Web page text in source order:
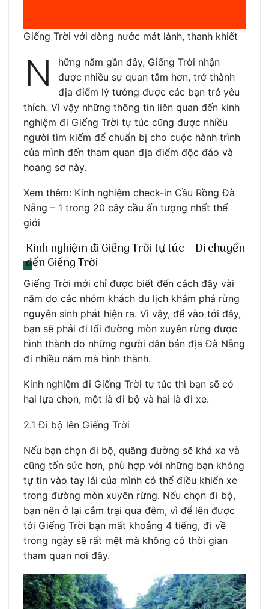
Giếng Trời với dòng nước mát lành, thanh khiết
N
hững năm gần đây, Giếng Trời nhận
được nhiều sự quan tâm hơn, trở thành
địa điểm lý tưởng được các bạn trẻ yêu
thích. Vì vậy những thông tin liên quan đến kinh
nghiệm đi Giếng Trời tự túc cũng được nhiều
người tìm kiếm để chuẩn bị cho cuộc hành trình
của mình đến tham quan địa điểm độc đáo và
hoang sơ này.
Xem thêm: Kinh nghiệm check-in Cầu Rồng Đà
Nẵng – 1 trong 20 cây cầu ấn tượng nhất thế
giới
Kinh nghiệm đi Giếng Trời tự túc – Di chuyển
đến Giếng Trời
Giếng Trời mới chỉ được biết đến cách đây vài
năm do các nhóm khách du lịch khám phá rừng
nguyên sinh phát hiện ra. Vì vậy, để vào tới đây,
bạn sẽ phải đi lối đường mòn xuyên rừng được
hình thành do những người dân bản địa Đà Nẵng
đi nhiều năm mà hình thành.
Kinh nghiệm đi Giếng Trời tự túc thì bạn sẽ có
hai lựa chọn, một là đi bộ và hai là đi xe.
2.1 Đi bộ lên Giếng Trời
Nếu bạn chọn đi bộ, quãng đường sẽ khá xa và
cũng tốn sức hơn, phù hợp với những bạn không
tự tin vào tay lái của mình có thể điều khiển xe
trong đường mòn xuyên rừng. Nếu chọn đi bộ,
bạn nên ở lại cắm trại qua đêm, vì để lên được
tới Giếng Trời bạn mất khoảng 4 tiếng, đi về
trong ngày sẽ rất mệt mà không có thời gian
tham quan nơi đây.